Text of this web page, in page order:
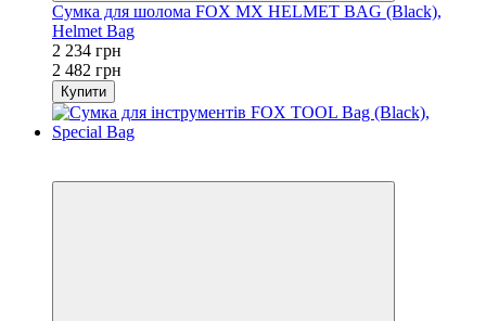
Сумка для шолома FOX MX HELMET BAG (Black),
Helmet Bag
2 234 грн
2 482 грн
Купити